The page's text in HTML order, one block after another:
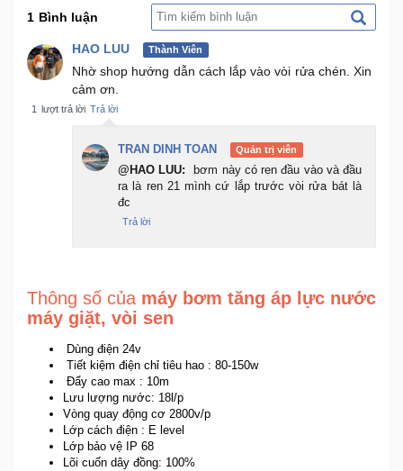
1 Bình luận
HAO LUU Thành Viên
Nhờ shop hướng dẫn cách lắp vào vòi rửa chén. Xin
cảm ơn.
1 lượt trả lời Trả lời
TRAN DINH TOAN Quản trị viên
@HAO LUU:
bơm này có ren đầu vào và đầu
ra là ren 21 mình cứ lắp trước vòi rửa bát là
đc
Trả lời
Thông số của máy bơm tăng áp lực nước
máy giặt, vòi sen
Dùng điện 24v
Tiết kiệm điện chỉ tiêu hao : 80-150w
Đẩy cao max : 10m
Lưu lượng nước: 18l/p
Vòng quay động cơ 2800v/p
Lớp cách điện : E level
Lớp bảo vệ IP 68
Lõi cuốn dây đồng: 100%